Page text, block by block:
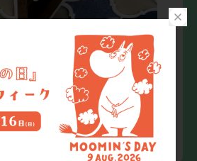
なお子さまでもお気軽に参加いただ